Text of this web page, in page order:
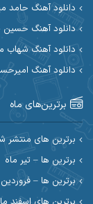
ابراهیم شمس
ابی حسینی
احسان آیینفر
احسان امیدوار
احسان حیدری
احسان رمضانی
دانلود آهنگ حامد
دانلود آهنگ حسین
دانلود آهنگ شهاب
دانلود آهنگ
برترین‌های ماه
برترین های منتشر
برترین ها – تیر ماه
برترین ها – فروردین